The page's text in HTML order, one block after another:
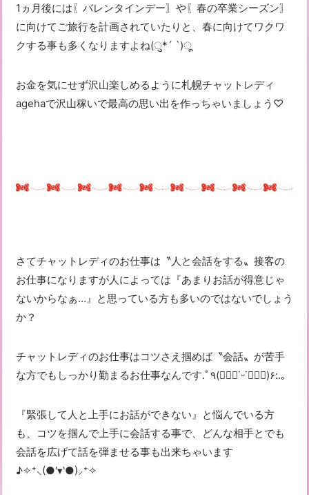
1ヵ月後には〖バレンタインデー〗や〖春の卒業シーズン〗
に向けてご旅行を計画されていたりと、春に向けてワクワ
クする事も多くなりますよね(ु*´ `)ू
お金を気にせず沢山楽しめるように札幌チャットレディ
agehaで沢山稼いで最高の思い出を作っちゃいましょう♡
さてチャットレディのお仕事は〝人と会話をする〟接客の
お仕事になりますが人によっては『あまりお話が得意じゃ
ないからなぁ…』と思っている方も多いのではないでしょう
か？
チャットレディのお仕事はコツさえ掴めば〝会話〟が苦手
な方でもしっかり勤まるお仕事なんです︎.ﾟ٩(๑⃙⃘˙ᵕ˙๑⃙⃘)۶:.｡
『緊張して人と上手にお話ができない』と悩んでいる方
も、コツを掴んで上手に会話する事で、どんな相手とでも
会話を広げて話を弾ませる事も出来ちゃいます
♪✧⁺⸜(●′▾‵●)⸝⁺✧